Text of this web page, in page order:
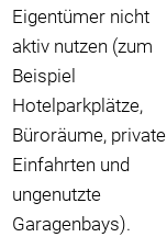
Eigentümer nicht
aktiv nutzen (zum
Beispiel
Hotelparkplätze,
Büroräume, private
Einfahrten und
ungenutzte
Garagenbays).